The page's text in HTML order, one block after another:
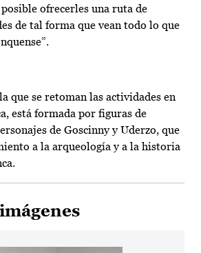
ofrecerles una ruta de
de tal forma que vean todo lo que
que se retoman las actividades en
está formada por figuras de
de Goscinny y Uderzo, que
a la arqueología y a la historia